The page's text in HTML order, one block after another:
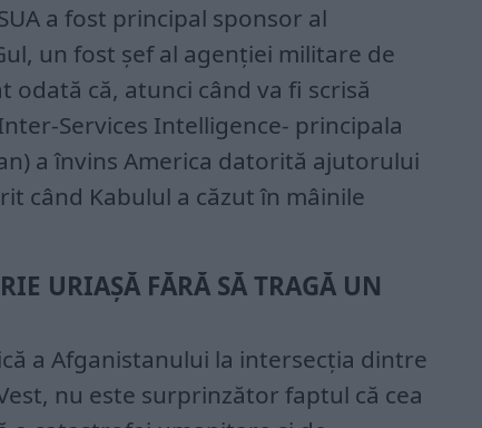
a fost principal sponsor al
un fost șef al agenției militare de
odată că, atunci când va fi scrisă
Services Intelligence- principala
a învins America datorită ajutorului
când Kabulul a căzut în mâinile
URIAȘĂ FĂRĂ SĂ TRAGĂ UN
a Afganistanului la intersecția dintre
nu este surprinzător faptul că cea